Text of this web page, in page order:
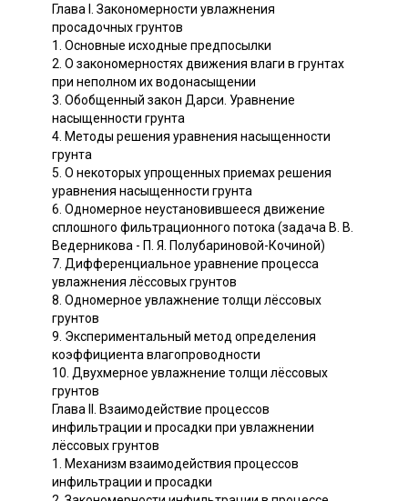
Глава I. Закономерности увлажнения
просадочных грунтов
1. Основные исходные предпосылки
2. О закономерностях движения влаги в грунтах
при неполном их водонасыщении
3. Обобщенный закон Дарси. Уравнение
насыщенности грунта
4. Методы решения уравнения насыщенности
грунта
5. О некоторых упрощенных приемах решения
уравнения насыщенности грунта
6. Одномерное неустановившееся движение
сплошного фильтрационного потока (задача В. В.
Ведерникова - П. Я. Полубариновой-Кочиной)
7. Дифференциальное уравнение процесса
увлажнения лёссовых грунтов
8. Одномерное увлажнение толщи лёссовых
грунтов
9. Экспериментальный метод определения
коэффициента влагопроводности
10. Двухмерное увлажнение толщи лёссовых
грунтов
Глава II. Взаимодействие процессов
инфильтрации и просадки при увлажнении
лёссовых грунтов
1. Механизм взаимодействия процессов
инфильтрации и просадки